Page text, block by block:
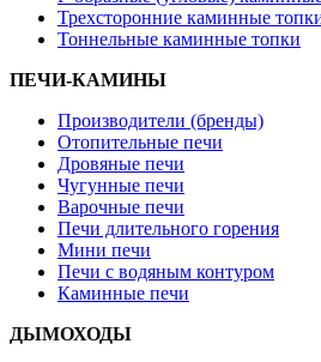
Трехсторонние каминные
Тоннельные каминные топки
ПЕЧИ-КАМИНЫ
Производители (бренды)
Отопительные печи
Дровяные печи
Чугунные печи
Варочные печи
Печи длительного горения
Мини печи
Печи с водяным контуром
Каминные печи
ДЫМОХОДЫ